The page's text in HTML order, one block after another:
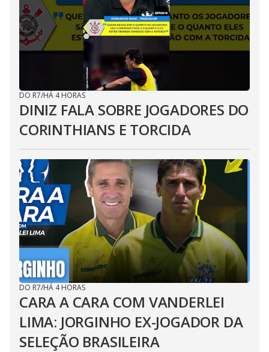
DO R7/HÁ 4 HORAS
DINIZ FALA SOBRE JOGADORES DO
CORINTHIANS E TORCIDA
DO R7/HÁ 4 HORAS
CARA A CARA COM VANDERLEI
LIMA: JORGINHO EX-JOGADOR DA
SELEÇÃO BRASILEIRA